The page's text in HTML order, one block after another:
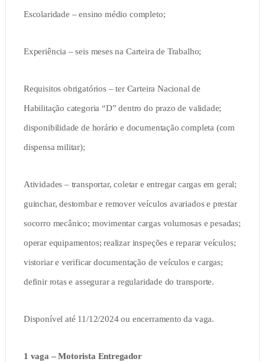
Escolaridade – ensino médio completo;
Experiência – seis meses na Carteira de Trabalho;
Requisitos obrigatórios – ter Carteira Nacional de
Habilitação categoria “D” dentro do prazo de validade;
disponibilidade de horário e documentação completa (com
dispensa militar);
Atividades – transportar, coletar e entregar cargas em geral;
guinchar, destombar e remover veículos avariados e prestar
socorro mecânico; movimentar cargas volumosas e pesadas;
operar equipamentos; realizar inspeções e reparar veículos;
vistoriar e verificar documentação de veículos e cargas;
definir rotas e assegurar a regularidade do transporte.
Disponível até 11/12/2024 ou encerramento da vaga.
1 vaga – Motorista Entregador